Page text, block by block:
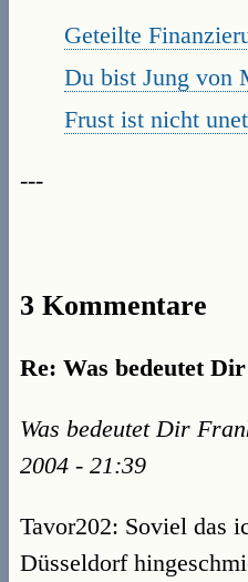
Geteilte
Du bist Jung von
Frust ist nicht
---
3 Kommentare
Re: Was bedeutet
Was bedeutet Dir
2004 - 21:39
Tavor202: Soviel das
Düsseldorf